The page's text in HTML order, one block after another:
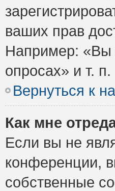
ваших прав
Например: «Вы
опросах» и т. п.
Вернуться к
Как мне
Если вы не
конференции,
собственные